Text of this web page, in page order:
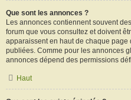
Que sont les annonces ?
Les annonces contiennent souvent
forum que vous consultez et doivent
apparaissent en haut de chaque
publiées. Comme pour les annonces
annonces dépend des permissions
Haut